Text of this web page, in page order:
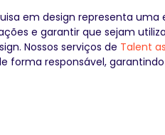
em design representa
e garantir que sejam
Nossos serviços de Talent
responsável,